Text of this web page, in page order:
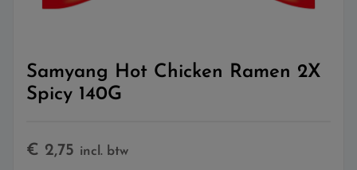
Samyang Hot Chicken Ramen 2X
Spicy 140G
€ 2,75 incl. btw